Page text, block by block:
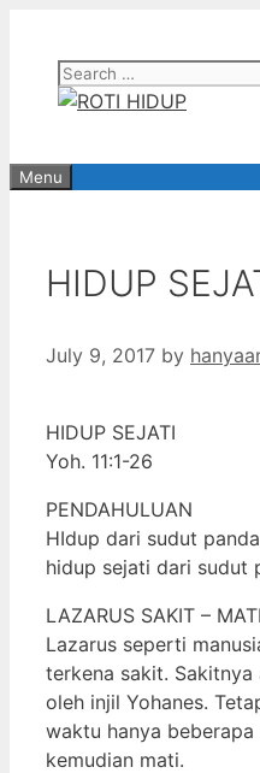
contentSearch
for:
Menu
HIDUP
July 9, 2017 by
HIDUP SEJATI
Yoh. 11:1-26
PENDAHULUAN
HIdup dari sudut
hidup sejati dari sudut
LAZARUS SAKIT – MATI
Lazarus seperti
terkena sakit.
oleh injil Yohanes.
waktu hanya beberapa
kemudian mati.